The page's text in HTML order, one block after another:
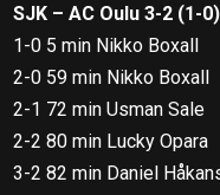
SJK – AC Oulu 3-2 (1-0)
1-0 5 min Nikko Boxall
2-0 59 min Nikko Boxall
2-1 72 min Usman Sale
2-2 80 min Lucky Opara
3-2 82 min Daniel